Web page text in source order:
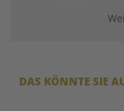
DAS KÖNNTE SIE